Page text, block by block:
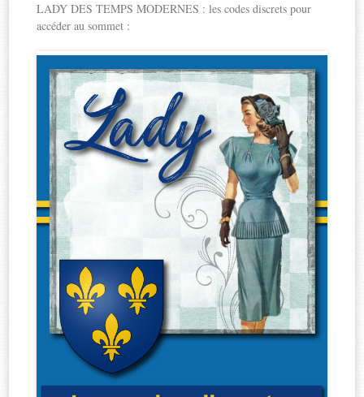
LADY DES TEMPS MODERNES : les codes discrets pour
accéder au sommet :